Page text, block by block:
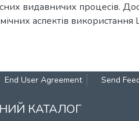
видавничих процесів.
аспектів використання
виявлення того, як штучний
End User Agreement Send
КАТАЛОГ